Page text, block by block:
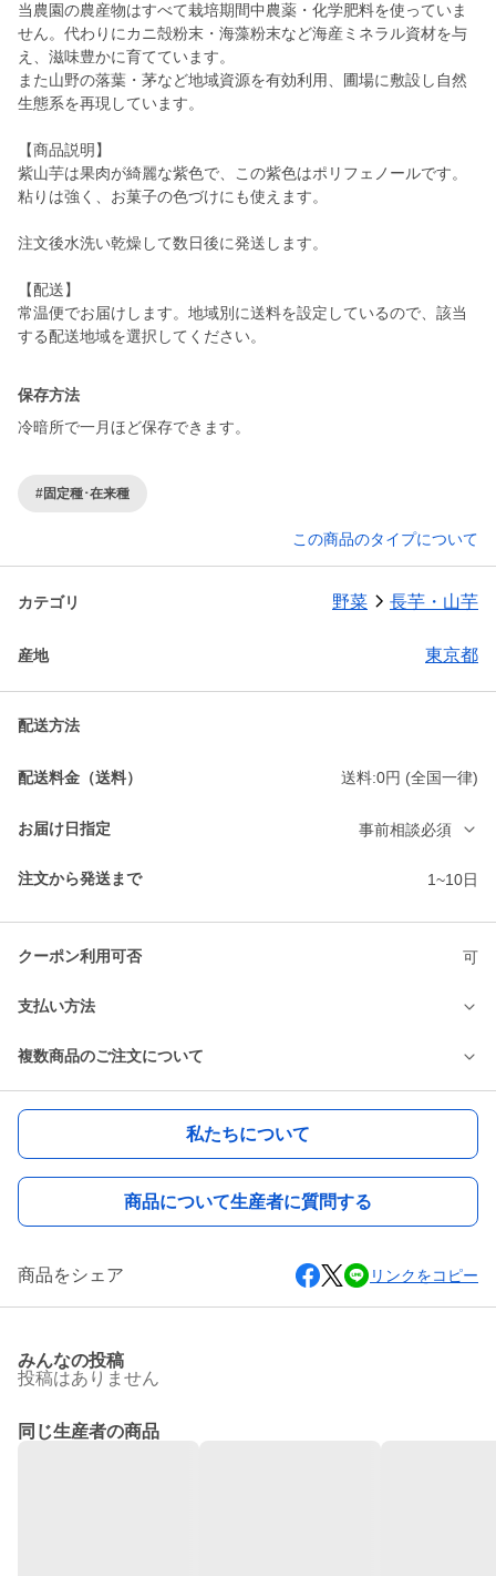
当農園の農産物はすべて栽培期間中農薬・化学肥料を使っていま
せん。代わりにカニ殻粉末・海藻粉末など海産ミネラル資材を与
え、滋味豊かに育てています。
また山野の落葉・茅など地域資源を有効利用、圃場に敷設し自然
生態系を再現しています。
【商品説明】
紫山芋は果肉が綺麗な紫色で、この紫色はポリフェノールです。
粘りは強く、お菓子の色づけにも使えます。
注文後水洗い乾燥して数日後に発送します。
【配送】
常温便でお届けします。地域別に送料を設定しているので、該当
する配送地域を選択してください。
保存方法
冷暗所で一月ほど保存できます。
#固定種･在来種
この商品のタイプについて
カテゴリ 野菜 長芋・山芋
産地 東京都
配送方法
配送料金（送料） 送料:0円 (全国一律)
お届け日指定 事前相談必須
注文から発送まで 1~10日
クーポン利用可否 可
支払い方法
複数商品のご注文について
私たちについて
商品について生産者に質問する
商品をシェア リンクをコピー
みんなの投稿
投稿はありません
同じ生産者の商品